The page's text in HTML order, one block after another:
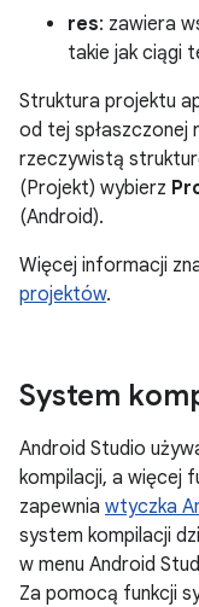
res: zawiera
takie jak ciągi
Struktura projektu
od tej spłaszczonej
rzeczywistą
(Projekt) wybierz
(Android).
Więcej informacji
projektów.
System
Android Studio
kompilacji, a więcej
zapewnia wtyczka
system kompilacji
w menu Android
Za pomocą funkcji